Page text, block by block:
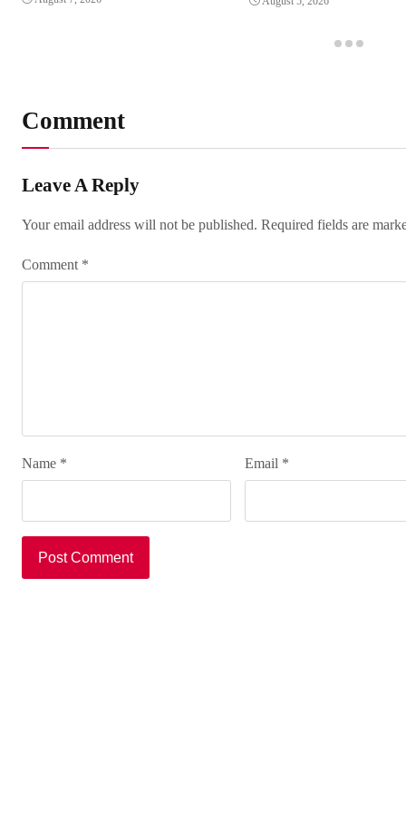
Comment
Leave A Reply
Your email address will not be published. Required fields are
Comment *
Name * Email *